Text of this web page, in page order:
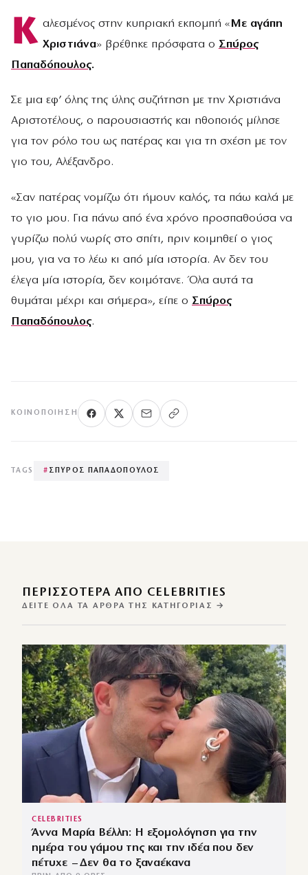
Κ αλεσμένος στην κυπριακή εκπομπή « Με αγάπη
Χριστιάνα» βρέθηκε πρόσφατα ο Σπύρος
Παπαδόπουλος.
Σε μια εφ’ όλης της ύλης συζήτηση με την Χριστιάνα
Αριστοτέλους, ο παρουσιαστής και ηθοποιός μίλησε
για τον ρόλο του ως πατέρας και για τη σχέση με τον
γιο του, Αλέξανδρο.
«Σαν πατέρας νομίζω ότι ήμουν καλός, τα πάω καλά με
το γιο μου. Για πάνω από ένα χρόνο προσπαθούσα να
γυρίζω πολύ νωρίς στο σπίτι, πριν κοιμηθεί ο γιος
μου, για να το λέω κι από μία ιστορία. Αν δεν του
έλεγα μία ιστορία, δεν κοιμότανε. Όλα αυτά τα
θυμάται μέχρι και σήμερα», είπε ο Σπύρος
Παπαδόπουλος.
ΚΟΙΝΟΠΟΊΗΣΗ
TAGS # ΣΠΥΡΟΣ ΠΑΠΑΔΟΠΟΥΛΟΣ
ΠΕΡΙΣΣΌΤΕΡΑ ΑΠΌ CELEBRITIES
ΔΕΊΤΕ ΌΛΑ ΤΑ ΆΡΘΡΑ ΤΗΣ ΚΑΤΗΓΟΡΊΑΣ →
CELEBRITIES
Άννα Μαρία Βέλλη: Η εξομολόγηση για την
ημέρα του γάμου της και την ιδέα που δεν
πέτυχε – Δεν θα το ξαναέκανα